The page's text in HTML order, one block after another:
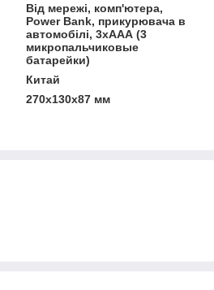
Від мережі, комп'ютера,
Power Bank, прикурювача в
автомобілі, 3хААА (3
микропальчиковые
батарейки)
Китай
270х130х87 мм